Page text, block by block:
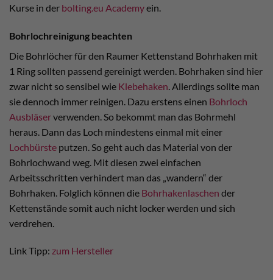
Kurse in der bolting.eu Academyein.
Bohrlochreinigung beachten
Die Bohrlöcher für den Raumer Kettenstand Bohrhaken mit
1 Ring sollten passend gereinigt werden. Bohrhaken sind hier
zwar nicht so sensibel wie Klebehaken . Allerdings sollte man
sie dennoch immer reinigen. Dazu erstens einen Bohrloch
Ausbläserverwenden. So bekommt man das Bohrmehl
heraus. Dann das Loch mindestens einmal mit einer
Lochbürste putzen. So geht auch das Material von der
Bohrlochwand weg. Mit diesen zwei einfachen
Arbeitsschritten verhindert man das „wandern“ der
Bohrhaken. Folglich können die Bohrhakenlaschen der
Kettenstände somit auch nicht locker werden und sich
verdrehen.
Link Tipp: zum Hersteller